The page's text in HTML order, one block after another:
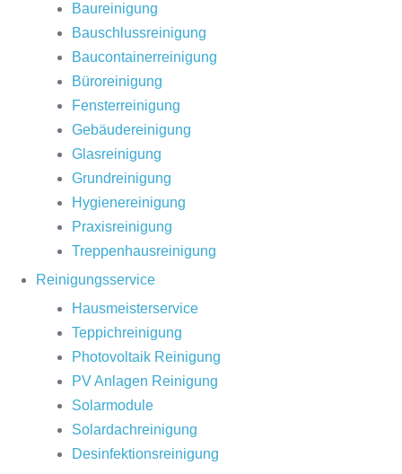
Baureinigung
Bauschlussreinigung
Baucontainerreinigung
Büroreinigung
Fensterreinigung
Gebäudereinigung
Glasreinigung
Grundreinigung
Hygienereinigung
Praxisreinigung
Treppenhausreinigung
Reinigungsservice
Hausmeisterservice
Teppichreinigung
Photovoltaik Reinigung
PV Anlagen Reinigung
Solarmodule
Solardachreinigung
Desinfektionsreinigung